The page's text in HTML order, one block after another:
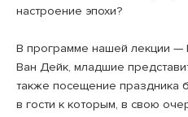
настроение эпохи?
В программе нашей лекции —
Ван Дейк, младшие
также посещение праздника
в гости к которым, в свою